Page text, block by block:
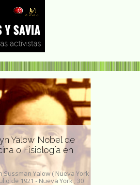
Yalow Nobel de
o Fisiología en
Sussman Yalow ( Nueva York
de 1921 - Nueva York , 30